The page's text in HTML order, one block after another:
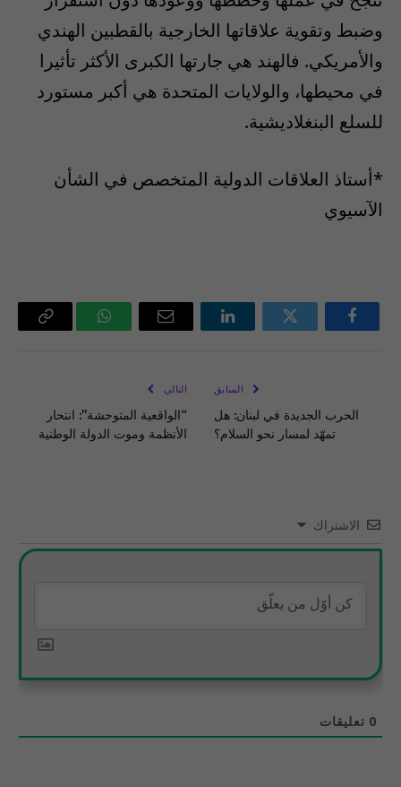
وضبط وتقوية علاقاتها الخارجية بالقطبين الهندي
والأمريكي. فالهند هي جارتها الكبرى الأكثر تأثيرا
في محيطها، والولايات المتحدة هي أكبر مستورد
للسلع البنغلاديشية.
*أستاذ العلاقات الدولية المتخصص في الشأن
الآسيوي
فيسبوك تويتر لينكدإن
البريد
واتساب Copy
السابق
الحرب الجديدة في لبنان: هل
تمهّد لمسار نحو السلام؟
التالي
“الواقعية المتوحشة”: انتحار
الأنظمة وموت الدولة الوطنية
الاشتراك
0 تعليقات